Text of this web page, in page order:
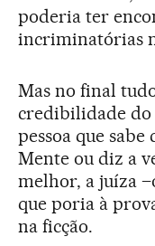
poderia ter
incriminatórias
Mas no final
credibilidade
pessoa que sabe
Mente ou diz a
melhor, a juíza
que poria à
na ficção.